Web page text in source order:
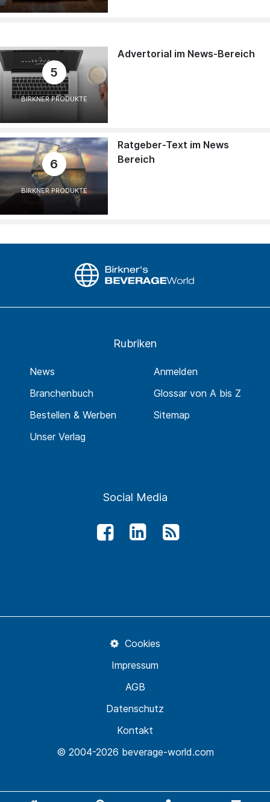
5
BIRKNER PRODUKTE
Advertorial im News-Bereich
6
BIRKNER PRODUKTE
Ratgeber-Text im News
Bereich
Rubriken
News
Branchenbuch
Bestellen & Werben
Unser Verlag
Anmelden
Glossar von A bis Z
Sitemap
Social Media
© 2004-2026 beverage-world.com
Kontakt
Datenschutz
AGB
Impressum
Cookies